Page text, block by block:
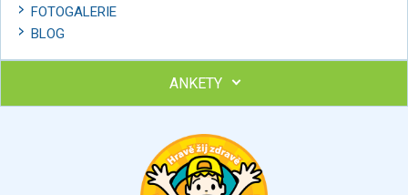
FOTOGALERIE
BLOG
ANKETY